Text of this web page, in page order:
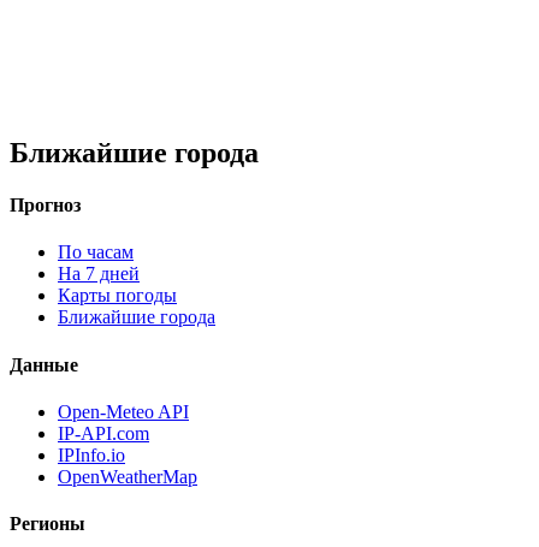
Ближайшие города
Прогноз
По часам
На 7 дней
Карты погоды
Ближайшие города
Данные
Open-Meteo API
IP-API.com
IPInfo.io
OpenWeatherMap
Регионы